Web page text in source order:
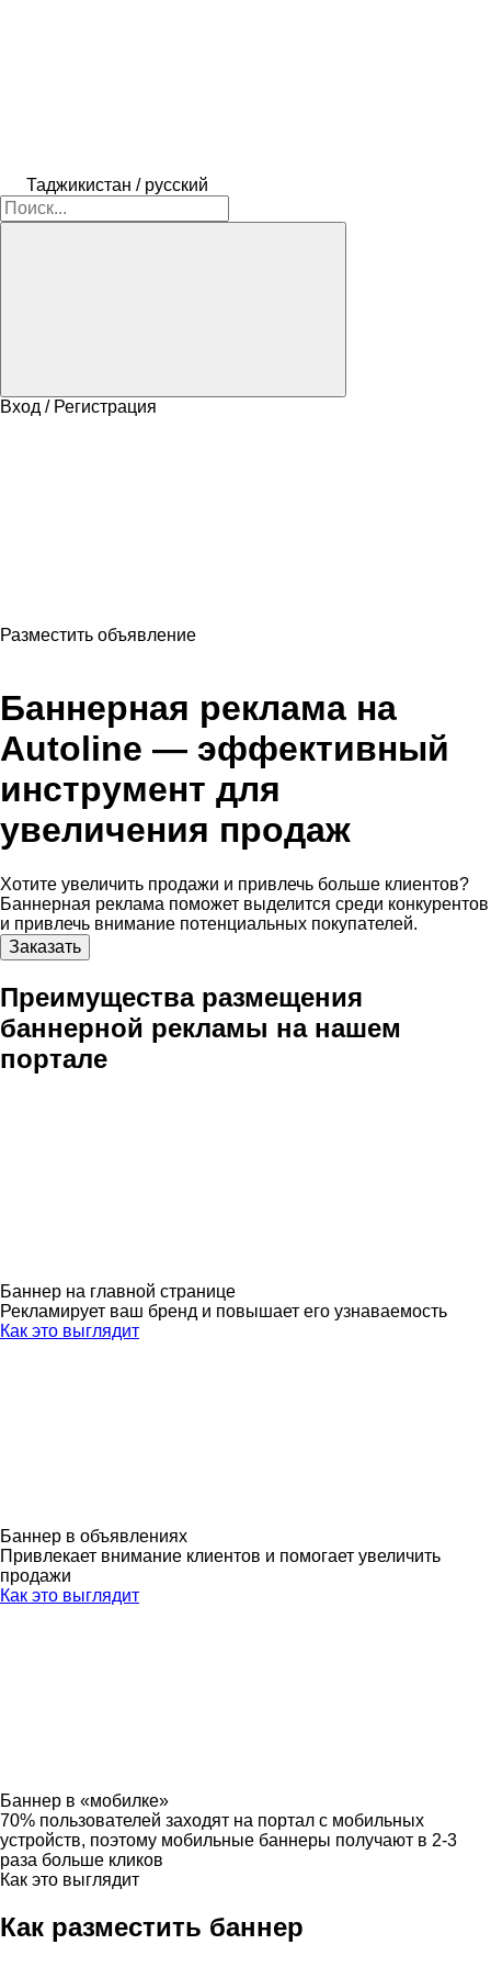
Таджикистан / русский
Вход / Регистрация
Разместить объявление
Баннерная реклама на
Autoline — эффективный
инструмент для
увеличения продаж
Хотите увеличить продажи и привлечь больше клиентов?
Баннерная реклама поможет выделится среди конкурентов
и привлечь внимание потенциальных покупателей.
Заказать
Преимущества размещения
баннерной рекламы на нашем
портале
Баннер на главной странице
Рекламирует ваш бренд и повышает его узнаваемость
Как это выглядит
Баннер в объявлениях
Привлекает внимание клиентов и помогает увеличить
продажи
Как это выглядит
Баннер в «мобилке»
70% пользователей заходят на портал с мобильных
устройств, поэтому мобильные баннеры получают в 2-3
раза больше кликов
Как это выглядит
Как разместить баннер